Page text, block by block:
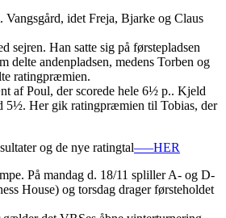
Vangsgård, idet Freja, Bjarke og Claus
sejren. Han satte sig på førstepladsen
delte andenpladsen, medens Torben og
ratingpræmien.
af Poul, der scorede hele 6½ p.. Kjeld
5½. Her gik ratingpræmien til Tobias, der
og de nye ratingtal—–HER
På mandag d. 18/11 spliller A- og D-
House) og torsdag drager førsteholdet